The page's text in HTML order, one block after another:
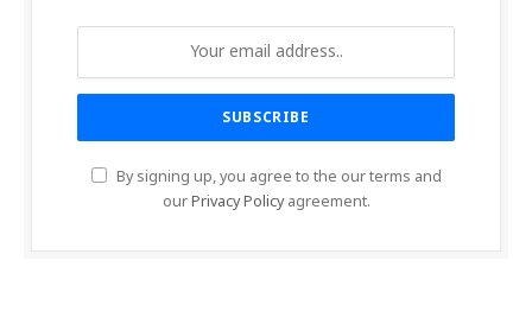
By signing up, you agree to the our terms and
ourPrivacy Policyagreement.